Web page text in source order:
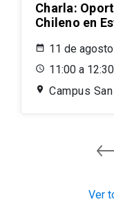
Charla:
Chileno en
11 de agosto
11:00 a
Campus
Ver